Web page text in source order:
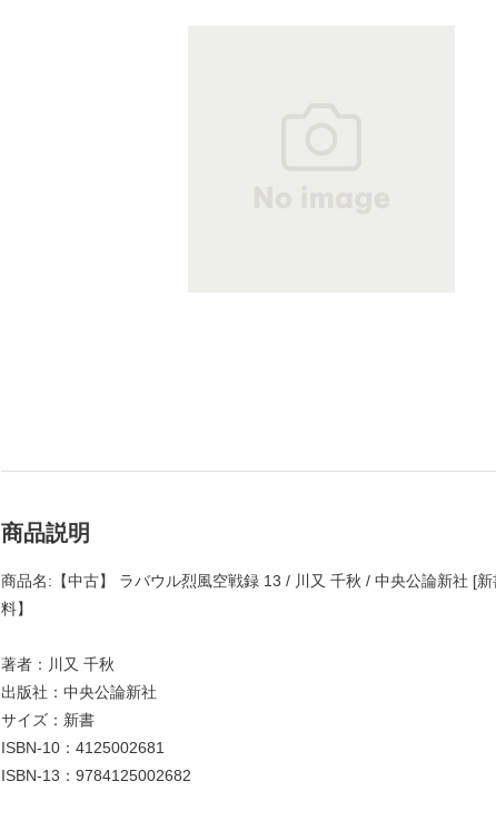
商品説明
商品名:【中古】 ラバウル烈風空戦録 13 / 川又 千秋 / 中央公論新社 [
料】
著者：川又 千秋
出版社：中央公論新社
サイズ：新書
ISBN-10：4125002681
ISBN-13：9784125002682